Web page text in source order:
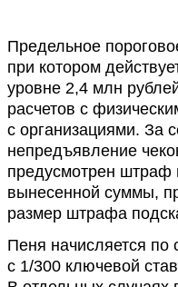
Предельное
при котором
уровне 2,4 млн
расчетов с
с организациями. За
непредъявление
предусмотрен штраф
вынесенной суммы,
размер штрафа
Пеня начисляется по
с 1/300 ключевой